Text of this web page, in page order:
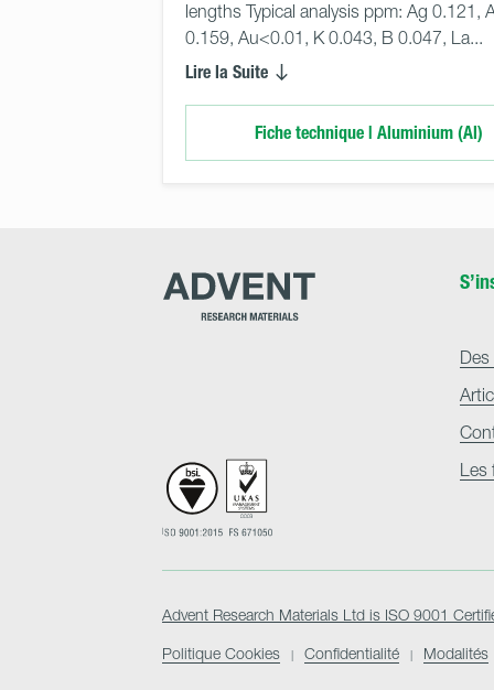
lengths Typical analysis ppm: Ag 0.121,
0.159, Au<0.01, K 0.043, B 0.047, La...
Lire la Suite
Fiche technique | Aluminium (Al)
Les
Advent Research Materials Ltd is ISO 9001
Politique Cookies Confidentialité Modalités